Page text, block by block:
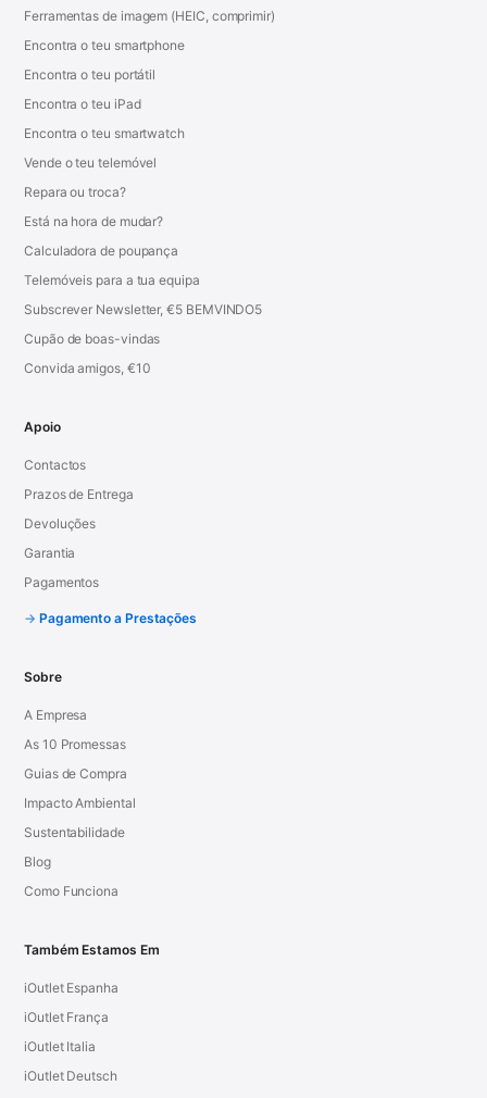
Ferramentas de imagem (HEIC, comprimir)
Encontra o teu smartphone
Encontra o teu portátil
Encontra o teu iPad
Encontra o teu smartwatch
Vende o teu telemóvel
Repara ou troca?
Está na hora de mudar?
Calculadora de poupança
Telemóveis para a tua equipa
Subscrever Newsletter, €5 BEMVINDO5
Cupão de boas-vindas
Convida amigos, €10
Apoio
Contactos
Prazos de Entrega
Devoluções
Garantia
Pagamentos
Pagamento a Prestações
Sobre
A Empresa
As 10 Promessas
Guias de Compra
Impacto Ambiental
Sustentabilidade
Blog
Como Funciona
Também Estamos Em
iOutlet Espanha
iOutlet França
iOutlet Italia
iOutlet Deutsch